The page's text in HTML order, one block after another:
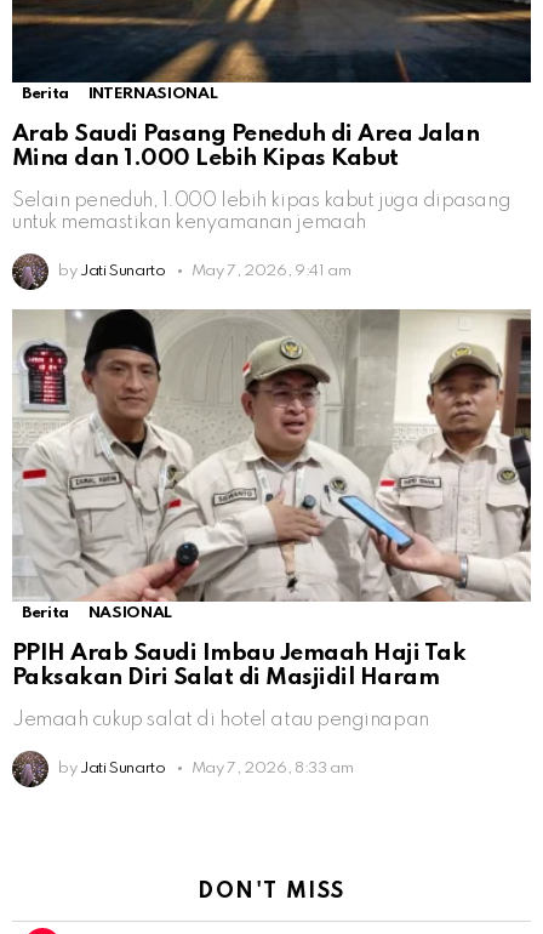
Berita INTERNASIONAL
Arab Saudi Pasang Peneduh di Area Jalan
Mina dan 1.000 Lebih Kipas Kabut
Selain peneduh, 1.000 lebih kipas kabut juga dipasang
untuk memastikan kenyamanan jemaah
by Jati Sunarto May 7, 2026, 9:41 am
Berita NASIONAL
PPIH Arab Saudi Imbau Jemaah Haji Tak
Paksakan Diri Salat di Masjidil Haram
Jemaah cukup salat di hotel atau penginapan
by Jati Sunarto May 7, 2026, 8:33 am
DON'T MISS